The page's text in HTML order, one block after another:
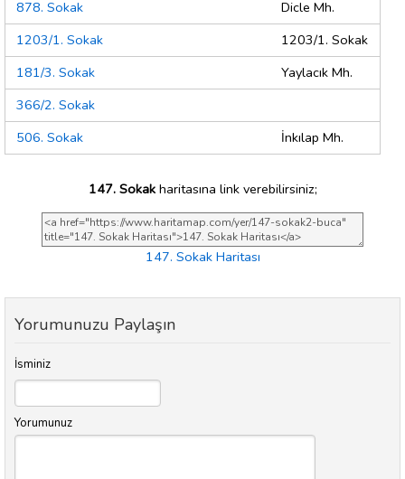
878. Sokak
Dicle Mh.
1203/1. Sokak
1203/1. Sokak
181/3. Sokak
Yaylacık Mh.
366/2. Sokak
506. Sokak
İnkılap Mh.
147. Sokakharitasına link verebilirsiniz;
147. Sokak Haritası
Yorumunuzu Paylaşın
İsminiz
Yorumunuz